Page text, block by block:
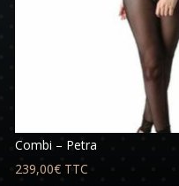
Combi – Petra
239,00€ TTC